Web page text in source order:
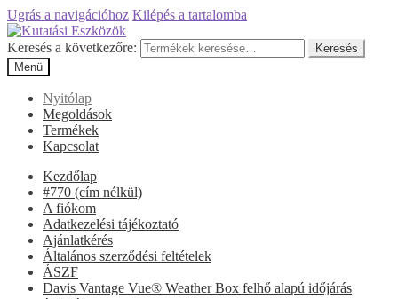
Ugrás a navigációhoz Kilépés a tartalomba
Keresés a következőre:
Keresés
Menü
Nyitólap
Megoldások
Termékek
Kapcsolat
Kezdőlap
#770 (cím nélkül)
A fiókom
Adatkezelési tájékoztató
Ajánlatkérés
Általános szerződési feltételek
ÁSZF
Davis Vantage Vue® Weather Box felhő alapú időjárás